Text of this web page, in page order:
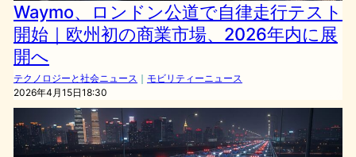
Waymo、ロンドン公道で自律走行テスト
開始｜欧州初の商業市場、2026年内に展
開へ
テクノロジーと社会ニュース ｜ モビリティーニュース
2026年4月15日18:30